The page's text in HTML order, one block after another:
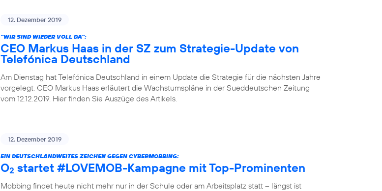
12. Dezember 2019
"WIR SIND WIEDER VOLL DA":
CEO Markus Haas in der SZ zum Strategie-Update von
Telefónica Deutschland
Am Dienstag hat Telefónica Deutschland in einem Update die Strategie für die nächsten Jahre
vorgelegt. CEO Markus Haas erläutert die Wachstumspläne in der Sueddeutschen Zeitung
vom 12.12.2019. Hier finden Sie Auszüge des Artikels.
12. Dezember 2019
EIN DEUTSCHLANDWEITES ZEICHEN GEGEN CYBERMOBBING:
O2 startet #LOVEMOB-Kampagne mit Top-Prominenten
Mobbing findet heute nicht mehr nur in der Schule oder am Arbeitsplatz statt – längst ist